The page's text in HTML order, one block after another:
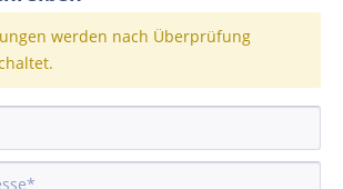
werden nach Überprüfung